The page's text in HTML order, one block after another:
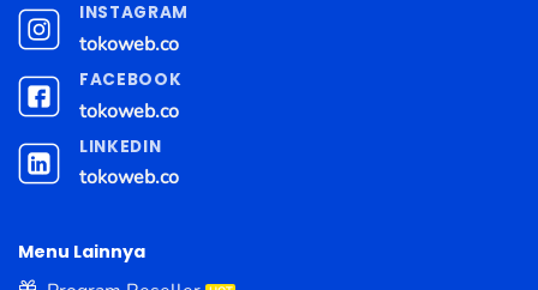
INSTAGRAM
tokoweb.co
FACEBOOK
tokoweb.co
LINKEDIN
tokoweb.co
Menu Lainnya